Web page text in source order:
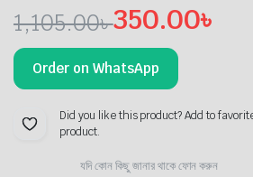
1,105.00৳
Original
price
was:
1,105.00৳ .
350.00৳
Current
price
is:
350.00৳ .
Order on WhatsApp
Did you like this product? Add to
product.
যদি কোন কিছু জানার থাকে ফোন করুন